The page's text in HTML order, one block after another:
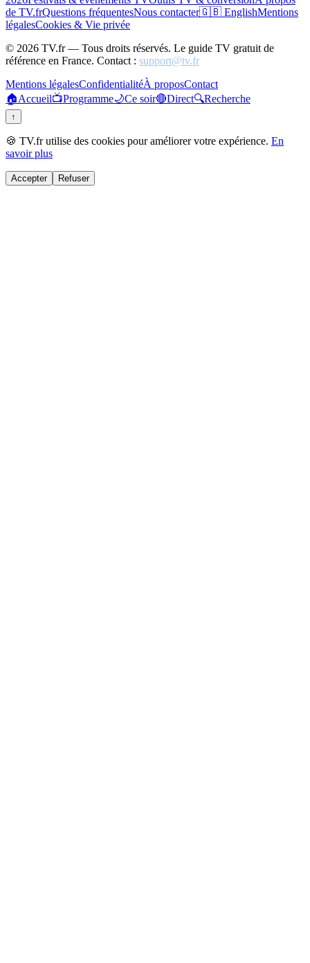
de TV.frQuestions fréquentesNous contacter🇬🇧 EnglishMentions
légalesCookies & Vie privée
© 2026 TV.fr — Tous droits réservés. Le guide TV gratuit de
référence en France. Contact : support@tv.fr
Mentions légalesConfidentialitéÀ proposContact
🏠Accueil📺Programme🌙Ce soir🔴Direct🔍Recherche
↑
🍪 TV.fr utilise des cookies pour améliorer votre expérience. En
savoir plus
Accepter Refuser